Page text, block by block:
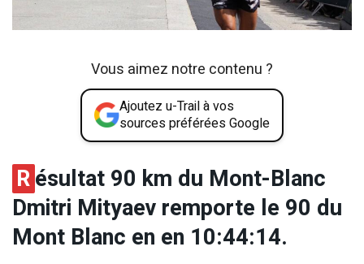
Vous aimez notre contenu ?
Ajoutez u-Trail à vos
sources préférées Google
Résultat 90 km du Mont-Blanc
Dmitri Mityaev remporte le 90 du
Mont Blanc en en 10:44:14.